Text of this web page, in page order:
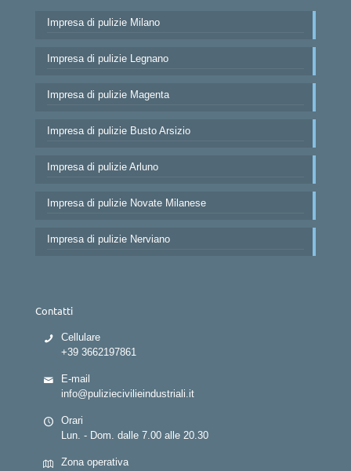
Impresa di pulizie Milano
Impresa di pulizie Legnano
Impresa di pulizie Magenta
Impresa di pulizie Busto Arsizio
Impresa di pulizie Arluno
Impresa di pulizie Novate Milanese
Impresa di pulizie Nerviano
Contatti
Cellulare
+39 3662197861
E-mail
info@puliziecivilieindustriali.it
Orari
Lun. - Dom. dalle 7.00 alle 20.30
Zona operativa